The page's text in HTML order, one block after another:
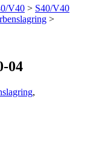
V40 > S40/V40
>
04
,